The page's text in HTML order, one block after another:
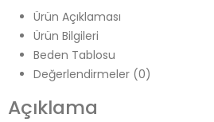
Ürün Açıklaması
Ürün Bilgileri
Beden Tablosu
Değerlendirmeler (0)
Açıklama